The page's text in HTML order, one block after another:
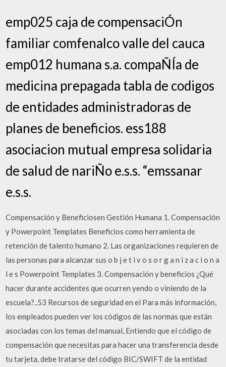
emp025 caja de compensaciÓn
familiar comfenalco valle del cauca
emp012 humana s.a. compaÑÍa de
medicina prepagada tabla de codigos
de entidades administradoras de
planes de beneficios. ess188
asociacion mutual empresa solidaria
de salud de nariÑo e.s.s. “emssanar
e.s.s.
Compensación y Beneficiosen Gestión Humana 1. Compensación
y Powerpoint Templates Beneficios como herramienta de
retención de talento humano 2. Las organizaciones requieren de
las personas para alcanzar sus o b j e t i v o s o r g a n i z a c i o n a
l e s Powerpoint Templates 3. Compensación y beneficios ¿Qué
hacer durante accidentes que ocurren yendo o viniendo de la
escuela?..53 Recursos de seguridad en el Para más información,
los empleados pueden ver los códigos de las normas que están
asociadas con los temas del manual, Entiendo que el código de
compensación que necesitas para hacer una transferencia desde
tu tarjeta, debe tratarse del código BIC/SWIFT de la entidad